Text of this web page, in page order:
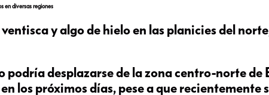
en diversas regiones
y algo de hielo en las planicies del
desplazarse de la zona centro-norte de
los próximos días, pese a que recientemente